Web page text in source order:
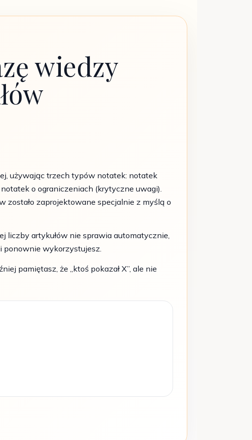
wiedzy
używając trzech typów notatek: notatek
o ograniczeniach (krytyczne uwagi).
zostało zaprojektowane specjalnie z myślą o
liczby artykułów nie sprawia automatycznie,
ponownie wykorzystujesz.
pamiętasz, że „ktoś pokazał X”, ale nie